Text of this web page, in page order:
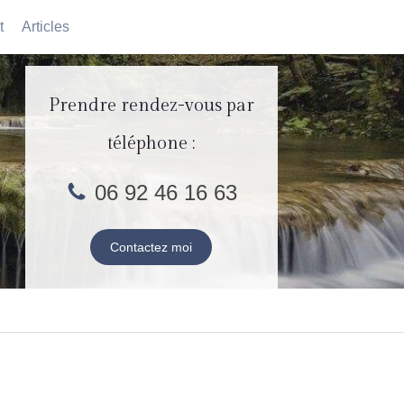
Articles
Prendre rendez-vous par
téléphone :
06 92 46 16 63
Contactez moi